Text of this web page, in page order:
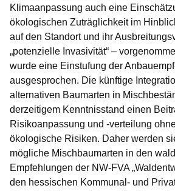
Klimaanpassung auch eine
ökologischen Zuträglichkeit im
auf den Standort und ihr
„potenzielle Invasivität“ –
wurde eine Einstufung der
ausgesprochen. Die künftige
alternativen Baumarten in
derzeitigem Kenntnisstand einen
Risikoanpassung und -verteilung
ökologische Risiken. Daher werden
mögliche Mischbaumarten in den
Empfehlungen der NW-FVA
den hessischen Kommunal- und